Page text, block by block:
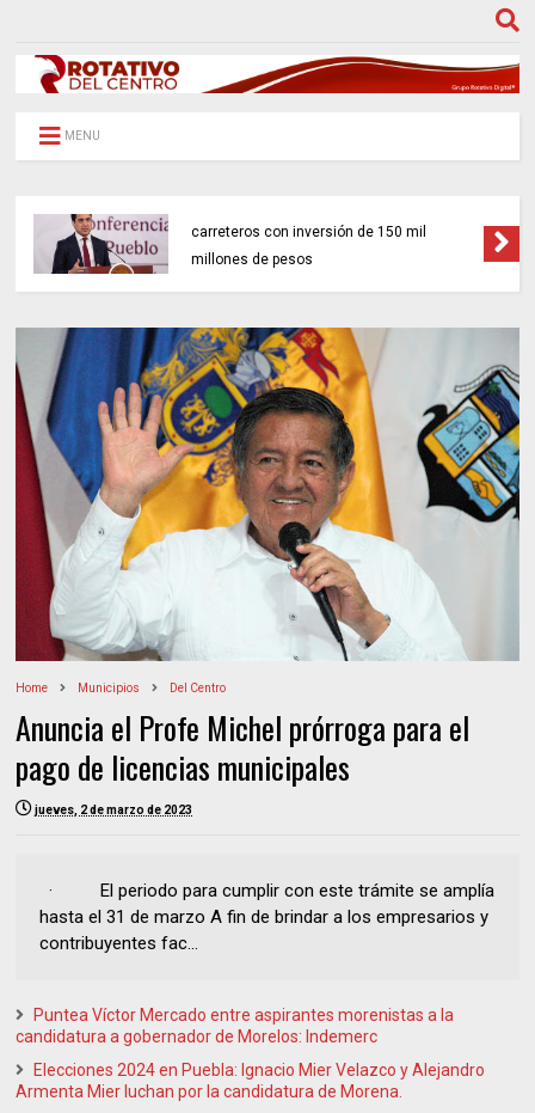
MENU
carreteros con inversión de 150 mil
millones de pesos
Home Municipios Del Centro
Anuncia el Profe Michel prórroga para el
pago de licencias municipales
jueves, 2 de marzo de 2023
· El periodo para cumplir con este trámite se amplía
hasta el 31 de marzo A fin de brindar a los empresarios y
contribuyentes fac...
Puntea Víctor Mercado entre aspirantes morenistas a la
candidatura a gobernador de Morelos: Indemerc
Elecciones 2024 en Puebla: Ignacio Mier Velazco y Alejandro
Armenta Mier luchan por la candidatura de Morena.